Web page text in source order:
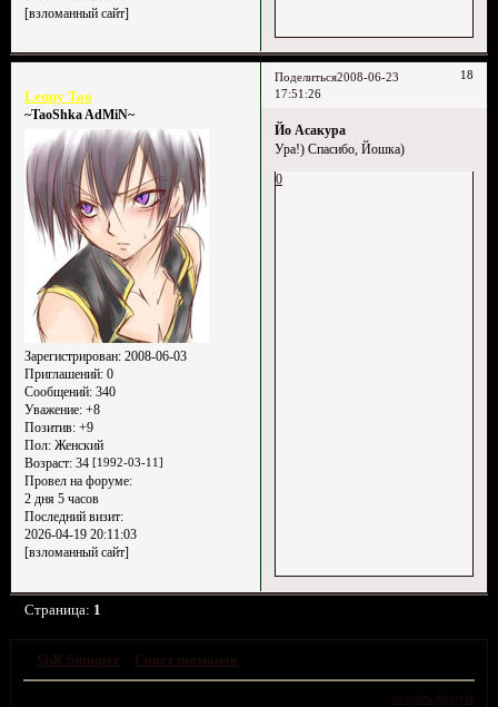
[взломанный сайт]
Поделиться 18
2008-06-23
17:51:26
Lenny Tao
~TaoShka AdMiN~
Зарегистрирован: 2008-06-03
Приглашений:0
Сообщений:340
Уважение: +8
Позитив: +9
Пол:Женский
Возраст:34 [1992-03-11]
Провел на форуме:
2 дня 5 часов
Последний визит:
2026-04-19 20:11:03
[взломанный сайт]
Йо Асакура
Ура!) Спасибо, Йошка)
0
Страница: 1
ShK Summer Совет шаманов
создать форум